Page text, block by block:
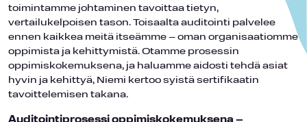
toimintamme johtaminen tavoittaa tietyn,
vertailukelpoisen tason. Toisaalta auditointi palvelee
ennen kaikkea meitä itseämme – oman organisaatiomme
oppimista ja kehittymistä. Otamme prosessin
oppimiskokemuksena, ja haluamme aidosti tehdä asiat
hyvin ja kehittyä, Niemi kertoo syistä sertifikaatin
tavoittelemisen takana.